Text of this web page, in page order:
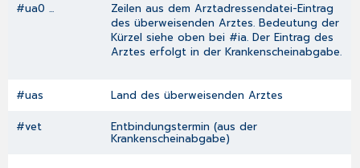
#ua0 ... Zeilen aus demArztadressendatei-Eintrag
des überweisenden Arztes. Bedeutung der
Kürzel siehe oben bei #ia. Der Eintrag des
Arztes erfolgt in derKrankenscheinabgabe.
#uas Land des überweisenden Arztes
#vet Entbindungstermin (aus der
Krankenscheinabgabe)